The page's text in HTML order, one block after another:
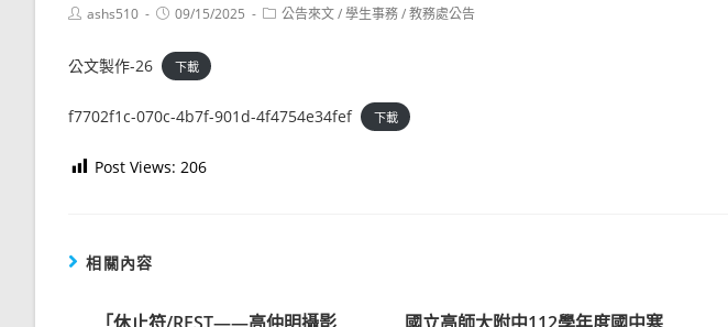
Postashs510
Post09/15/2025
Post公告來文/學生事務/教務處公告
公文製作-26 下載
f7702f1c-070c-4b7f-901d-4f4754e34fef 下載
Post Views: 206
相關內容